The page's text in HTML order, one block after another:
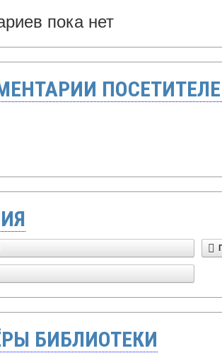
пока нет
БИБЛИОТЕКИ